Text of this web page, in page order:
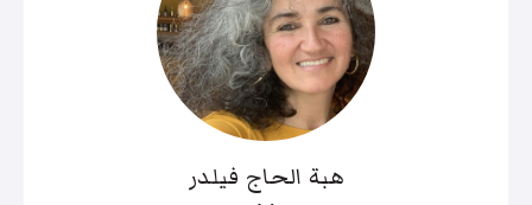
هبة الحاج فيلدر